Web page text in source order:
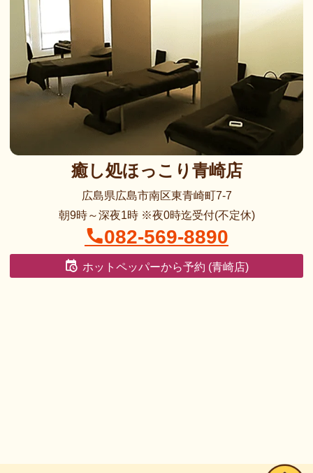
癒し処ほっこり青崎店
広島県広島市南区東青崎町7-7
朝9時～深夜1時 ※夜0時迄受付(不定休)
082-569-8890
ホットペッパーから予約 (青崎店)